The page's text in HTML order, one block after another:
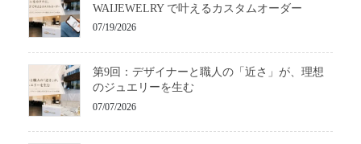
WAIJEWELRY で叶えるカスタムオーダー
07/19/2026
第9回：デザイナーと職人の「近さ」が、理想
のジュエリーを生む
07/07/2026